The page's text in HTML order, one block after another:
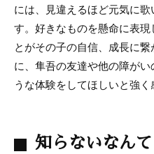
には、見違えるほど元気に
す。好きなものを懸命に表
とがその子の自信、成長に
に、隼吾の友達や他の障が
うな体験をしてほしいと強く
知らないなん